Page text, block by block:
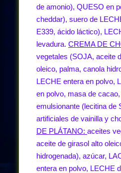
de amonio), QUESO en
cheddar), suero de
E339, ácido láctico),
levadura. CREMA DE
vegetales (SOJA, aceite
oleico, palma, canola
LECHE entera en polvo,
en polvo, masa de
emulsionante (lecitina de
artificiales de vainilla y
DE PLÁTANO: aceites
aceite de girasol alto
hidrogenada), azúcar,
entera en polvo, LECHE